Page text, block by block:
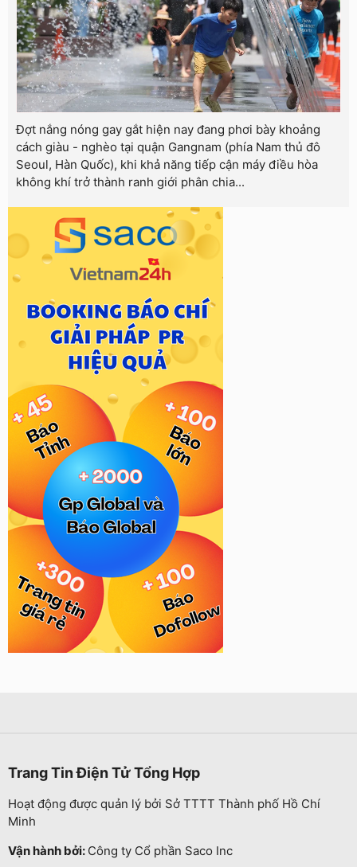
Đợt nắng nóng gay gắt hiện nay đang phơi bày khoảng
cách giàu - nghèo tại quận Gangnam (phía Nam thủ đô
Seoul, Hàn Quốc), khi khả năng tiếp cận máy điều hòa
không khí trở thành ranh giới phân chia...
Trang Tin Điện Tử Tổng Hợp
Hoạt động được quản lý bởi Sở TTTT Thành phố Hồ Chí
Minh
Vận hành bởi: Công ty Cổ phần Saco Inc